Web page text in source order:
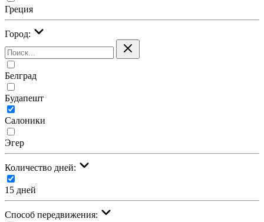
Греция
Город:
Белград
Будапешт
Салоники
Эгер
Количество дней:
15 дней
Cпособ передвижения: